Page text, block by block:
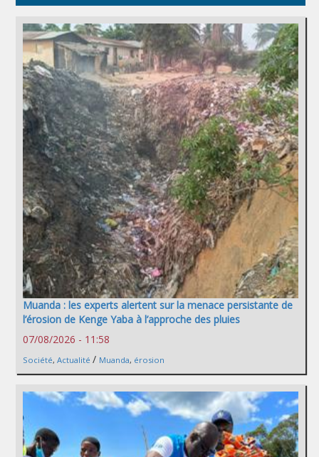
Muanda : les experts alertent sur la menace persistante de
l’érosion de Kenge Yaba à l’approche des pluies
07/08/2026 - 11:58
Société, Actualité / Muanda, érosion